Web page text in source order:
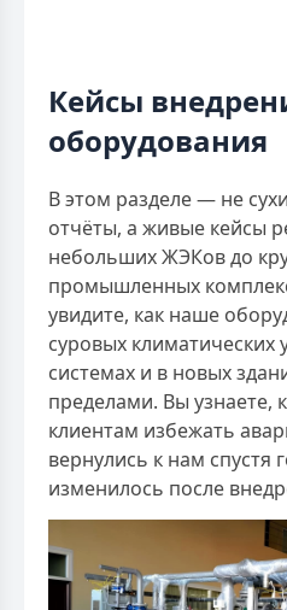
Кейсы
оборудования
В этом разделе — не
отчёты, а живые кейсы
небольших ЖЭКов до
промышленных
увидите, как наше
суровых климатических
системах и в новых
пределами. Вы узнаете,
клиентам избежать
вернулись к нам спустя
изменилось после